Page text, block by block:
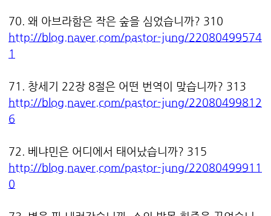
70. 왜 아브라함은 작은 숲을 심었습니까? 310
http://blog.naver.com/pastor-jung/22080499574
1
71. 창세기 22장 8절은 어떤 번역이 맞습니까? 313
http://blog.naver.com/pastor-jung/22080499812
6
72. 베냐민은 어디에서 태어났습니까? 315
http://blog.naver.com/pastor-jung/22080499911
0